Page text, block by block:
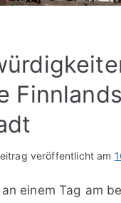
Finnlands
veröffentlicht am
einem Tag am